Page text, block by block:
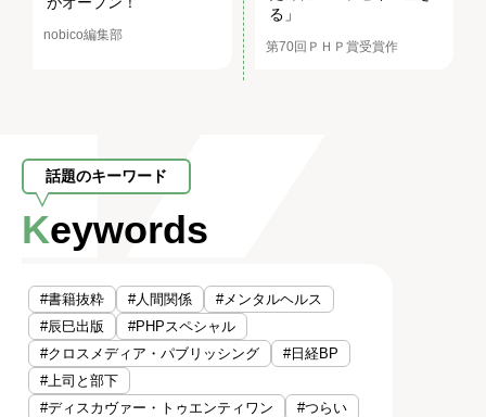
nobico編集部
る」
第70回ＰＨＰ賞受賞作
話題のキーワード
Keywords
#書籍抜粋 #人間関係
#メンタルヘルス
#辰巳出版
#PHPスペシャル
#クロスメディア・パブリッシング
#日経BP
#上司と部下
#ディスカヴァー・トゥエンティワン
#つらい